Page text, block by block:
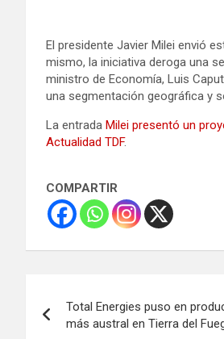
El presidente Javier Milei envió
mismo, la iniciativa deroga una
ministro de Economía, Luis
una segmentación geográfica y
La entrada Milei presentó un
Actualidad TDF.
COMPARTIR
de
Total Energies puso en
más austral en Tierra del